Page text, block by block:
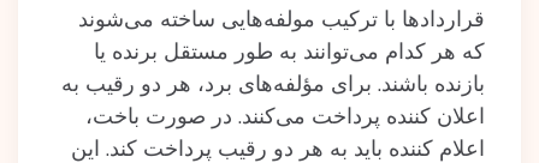
قراردادها با ترکیب مولفه‌هایی ساخته‌ می‌شوند
که هر کدام می‌توانند به طور مستقل برند‌ه‌ یا
بازنده‌ باشند. برای مؤلفه‌های برد، هر دو رقیب به
اعلان کننده پرداخت می‌کنند. در صورت باخت،
اعلام کننده باید به هر دو رقیب پرداخت کند. این